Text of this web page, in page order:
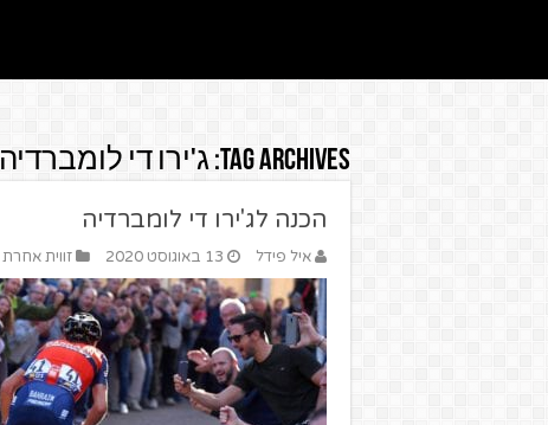
Tag Archives: ג'ירו די לומברדיה
הכנה לג'ירו די לומברדיה
איל פידל 13 באוגוסט 2020 זווית אחרת